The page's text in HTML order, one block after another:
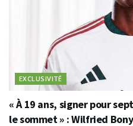
EXCLUSIVITÉ
« À 19 ans, signer pour
le sommet » : Wilfried